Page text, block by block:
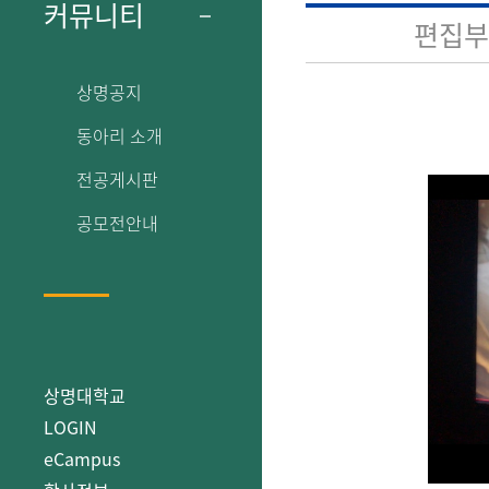
커뮤니티
상명공지
동아리 소개
전공게시판
공모전안내
상명대학교
LOGIN
eCampus
편집부